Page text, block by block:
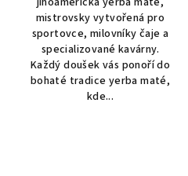
mistrovsky vytvořená pro
sportovce, milovníky čaje a
specializované kavárny.
Každý doušek vás ponoří do
bohaté tradice yerba maté,
kde...